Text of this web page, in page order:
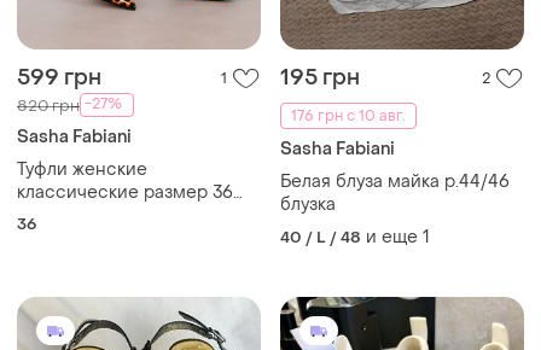
599 грн 1
820 грн -27%
Sasha Fabiani
Туфли женские
классические размер 36
бренд sasha fabian
36
195 грн
2
176 грн с 10 авг.
Sasha Fabiani
Белая блуза майка р.44/46
блузка
40 / L / 48 и еще 1